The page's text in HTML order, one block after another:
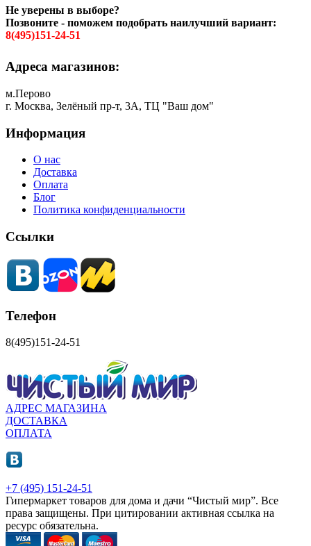
Не уверены в выборе?
Позвоните - поможем подобрать наилучший вариант:
8(495)151-24-51
Адреса магазинов:
м.Перово
г. Москва, Зелёный пр-т, 3А, ТЦ "Ваш дом"
Информация
О нас
Доставка
Оплата
Блог
Политика конфиденциальности
Ссылки
Телефон
8(495)151-24-51
АДРЕС МАГАЗИНА
ДОСТАВКА
ОПЛАТА
+7 (495) 151-24-51
Гипермаркет товаров для дома и дачи “Чистый мир”. Все
права защищены. При цитировании активная ссылка на
ресурс обязательна.